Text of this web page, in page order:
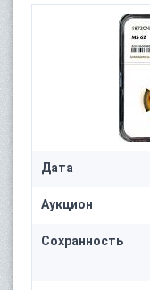
Дата
Аукцион
Сохранность